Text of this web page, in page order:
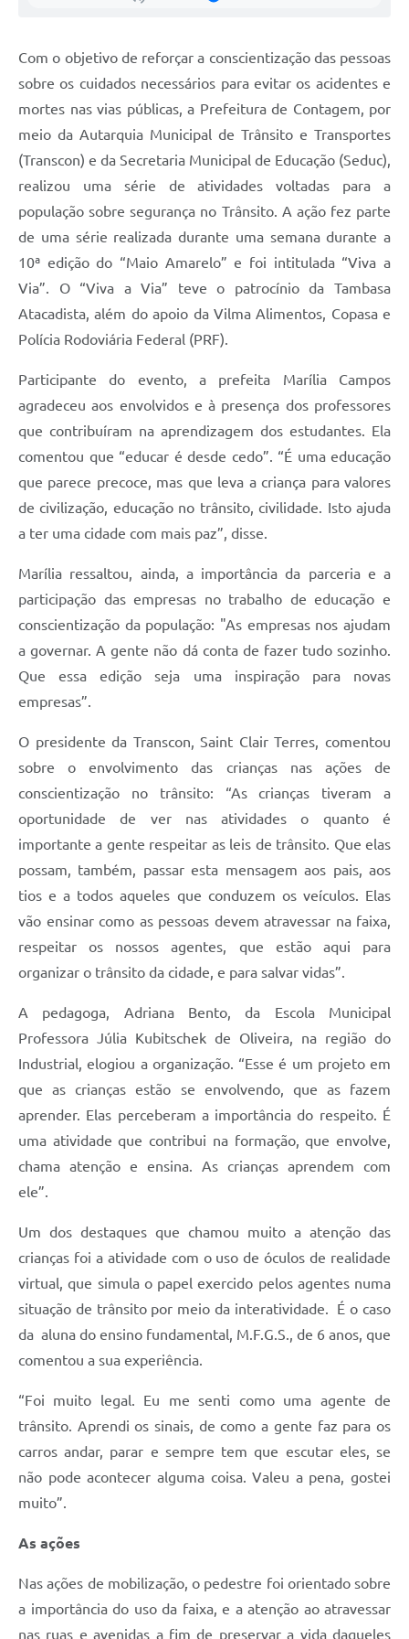
Com o objetivo de reforçar a conscientização das pessoas
sobre os cuidados necessários para evitar os acidentes e
mortes nas vias públicas, a Prefeitura de Contagem, por
meio da Autarquia Municipal de Trânsito e Transportes
(Transcon) e da Secretaria Municipal de Educação (Seduc),
realizou uma série de atividades voltadas para a
população sobre segurança no Trânsito. A ação fez parte
de uma série realizada durante uma semana durante a
10ª edição do “Maio Amarelo” e foi intitulada “Viva a
Via”. O “Viva a Via” teve o patrocínio da Tambasa
Atacadista, além do apoio da Vilma Alimentos, Copasa e
Polícia Rodoviária Federal (PRF).
Participante do evento, a prefeita Marília Campos
agradeceu aos envolvidos e à presença dos professores
que contribuíram na aprendizagem dos estudantes. Ela
comentou que “educar é desde cedo”. “É uma educação
que parece precoce, mas que leva a criança para valores
de civilização, educação no trânsito, civilidade. Isto ajuda
a ter uma cidade com mais paz”, disse.
Marília ressaltou, ainda, a importância da parceria e a
participação das empresas no trabalho de educação e
conscientização da população: "As empresas nos ajudam
a governar. A gente não dá conta de fazer tudo sozinho.
Que essa edição seja uma inspiração para novas
empresas”.
O presidente da Transcon, Saint Clair Terres, comentou
sobre o envolvimento das crianças nas ações de
conscientização no trânsito: “As crianças tiveram a
oportunidade de ver nas atividades o quanto é
importante a gente respeitar as leis de trânsito. Que elas
possam, também, passar esta mensagem aos pais, aos
tios e a todos aqueles que conduzem os veículos. Elas
vão ensinar como as pessoas devem atravessar na faixa,
respeitar os nossos agentes, que estão aqui para
organizar o trânsito da cidade, e para salvar vidas”.
A pedagoga, Adriana Bento, da Escola Municipal
Professora Júlia Kubitschek de Oliveira, na região do
Industrial, elogiou a organização. “Esse é um projeto em
que as crianças estão se envolvendo, que as fazem
aprender. Elas perceberam a importância do respeito. É
uma atividade que contribui na formação, que envolve,
chama atenção e ensina. As crianças aprendem com
ele”.
Um dos destaques que chamou muito a atenção das
crianças foi a atividade com o uso de óculos de realidade
virtual, que simula o papel exercido pelos agentes numa
situação de trânsito por meio da interatividade. É o caso
da aluna do ensino fundamental, M.F.G.S., de 6 anos, que
comentou a sua experiência.
“Foi muito legal. Eu me senti como uma agente de
trânsito. Aprendi os sinais, de como a gente faz para os
carros andar, parar e sempre tem que escutar eles, se
não pode acontecer alguma coisa. Valeu a pena, gostei
muito”.
As ações
Nas ações de mobilização, o pedestre foi orientado sobre
a importância do uso da faixa, e a atenção ao atravessar
nas ruas e avenidas a fim de preservar a vida daqueles